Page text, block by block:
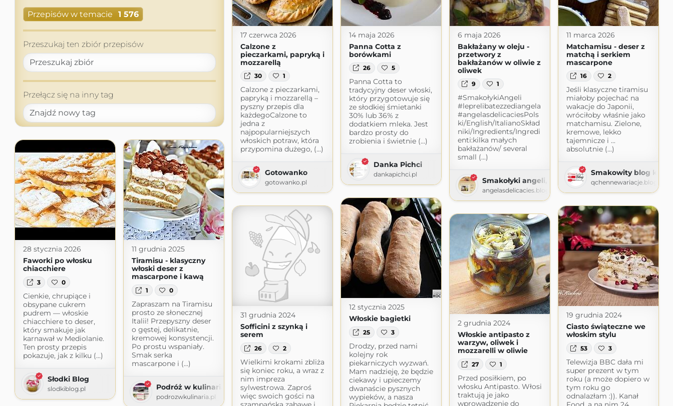
Przepisów w temacie 1 576
Przeszukaj ten zbiór przepisów
Przełącz się na inny tag
17 czerwca 2026
Calzone z
pieczarkami, papryką i
mozzarellą
30 1
Calzone z pieczarkami,
papryką i mozzarellą –
pyszny przepis dla
każdegoCalzone to
jedna z
najpopularniejszych
włoskich potraw, która
przypomina dużego, (...)
Gotowanko
gotowanko.pl
14 maja 2026
Panna Cotta z
borówkami
26 5
Panna Cotta to
tradycyjny deser włoski,
który przygotowuje się
ze słodkiej śmietanki
30% lub 36% z
dodatkiem mleka. Jest
bardzo prosty do
zrobienia i świetnie (...)
Danka Pichci
dankapichci.pl
6 maja 2026
Bakłażany w oleju -
przetwory z
bakłażanów w oliwie z
oliwek
9 1
#SmakołykiAngeli
#leprelibatezzediangela
#angelasdelicaciesPols
ki/English/ItalianoSkład
niki/Ingredients/Ingredi
enti:kilka małych
bakłażanów/ several
small (...)
Smakołyki angeli, angela's delicacies, le
angelasdelicacies.blogspot.com
11 marca 2026
Matchamisu - deser z
matchą i serkiem
mascarpone
16 2
Jeśli klasyczne tiramisu
miałoby pojechać na
wakacje do Japonii,
wróciłoby właśnie jako
matchamisu. Zielone,
kremowe, lekko
tajemnicze i ...
absolutnie (...)
Smakowity blog
28 stycznia 2026
Faworki po włosku
chiacchiere
3 0
Cienkie, chrupiące i
obsypane cukrem
pudrem — włoskie
chiacchiere to deser,
który smakuje jak
karnawał w Mediolanie.
Ten prosty przepis
pokazuje, jak z kilku (...)
Słodki Blog
slodkiblog.pl
11 grudnia 2025
Tiramisu - klasyczny
włoski deser z
mascarpone i kawą
1 0
Zapraszam na Tiramisu
prosto ze słonecznej
Italii! Przepyszny deser
o gęstej, delikatnie,
kremowej konsystencji.
Po prostu wspaniały.
Smak serka
mascarpone i (...)
Podróż w kulinaria
podrozwkulinaria.pl
12 stycznia 2025
Włoskie bagietki
25 3
Drodzy, przed nami
kolejny rok
piekarniczych wyzwań.
Mam nadzieję, że będzie
ciekawy i upieczemy
dwanaście pysznych
wypieków, a nasza
31 grudnia 2024
Sofficini z szynką i
serem
26 2
Wielkimi krokami zbliża
się koniec roku, a wraz z
nim impreza
sylwestrowa. Zaproś
więc swoich gości na
19 grudnia 2024
Ciasto świąteczne we
włoskim stylu
53 3
Telewizja BBC dała mi
super prezent w tym
roku (a może dopiero w
tym roku go
odnalazłam :)). Kanał
2 grudnia 2024
Włoskie antipasto z
warzyw, oliwek i
mozzarelli w oliwie
27 1
Przed posiłkiem, po
włosku Antipasto. Włosi
traktują je jako
wprowadzenie do